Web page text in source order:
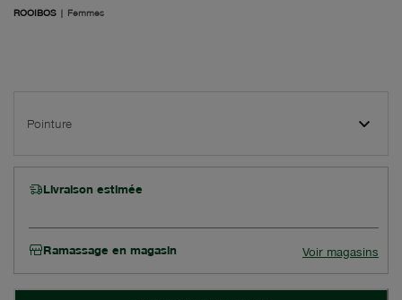
ROOIBOS | Femmes
Pointure
Livraison estimée
Ramassage en magasin Voir magasins